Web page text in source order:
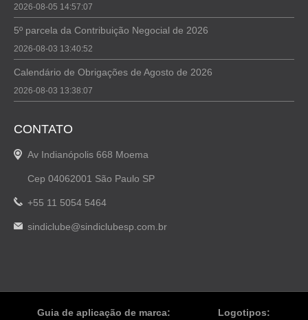
2026-08-05 14:57:07
5º parcela da Contribuição Negocial de 2026
2026-08-03 13:40:52
Calendário de Obrigações de Agosto de 2026
2026-08-03 13:38:07
CONTATO
Av Indianópolis 668 Moema
Cep 04062001 São Paulo SP
+55 11 5054 5464
sindiclube@sindiclubesp.com.br
Guia de aplicação de marca: Logotipos: